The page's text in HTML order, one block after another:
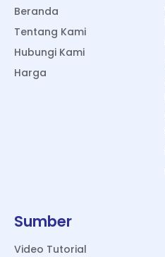
Beranda
Tentang Kami
Hubungi Kami
Harga
Sumber
Video Tutorial